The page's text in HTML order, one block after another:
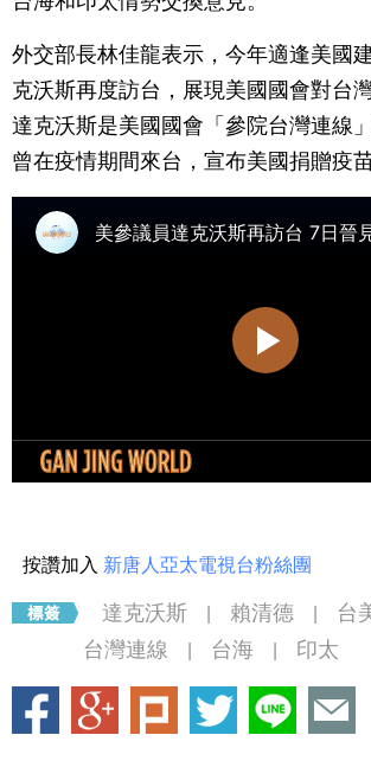
外交部長林佳龍表示，今年適逢美國
克沃斯再度訪台，展現美國國會對台
達克沃斯是美國國會「參院台灣連線
曾在疫情期間來台，宣布美國捐贈疫苗
按讚加入 新唐人亞太電視台粉絲團
達克沃斯 賴清德 台
台灣連線
台海 印太